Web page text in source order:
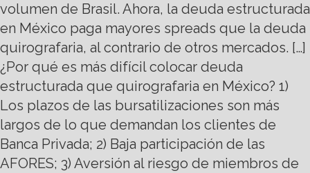
volumen de Brasil. Ahora, la deuda estructurada
en México paga mayores spreads que la deuda
quirografaria, al contrario de otros mercados. […]
¿Por qué es más difícil colocar deuda
estructurada que quirografaria en México? 1)
Los plazos de las bursatilizaciones son más
largos de lo que demandan los clientes de
Banca Privada; 2) Baja participación de las
AFORES; 3) Aversión al riesgo de miembros de